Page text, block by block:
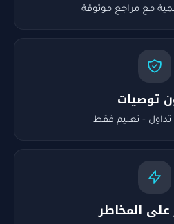
مع مراجع موثوقة
توصيات
تداول - تعليم فقط
على المخاطر